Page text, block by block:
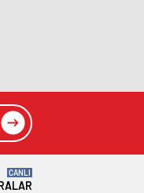
CANLI